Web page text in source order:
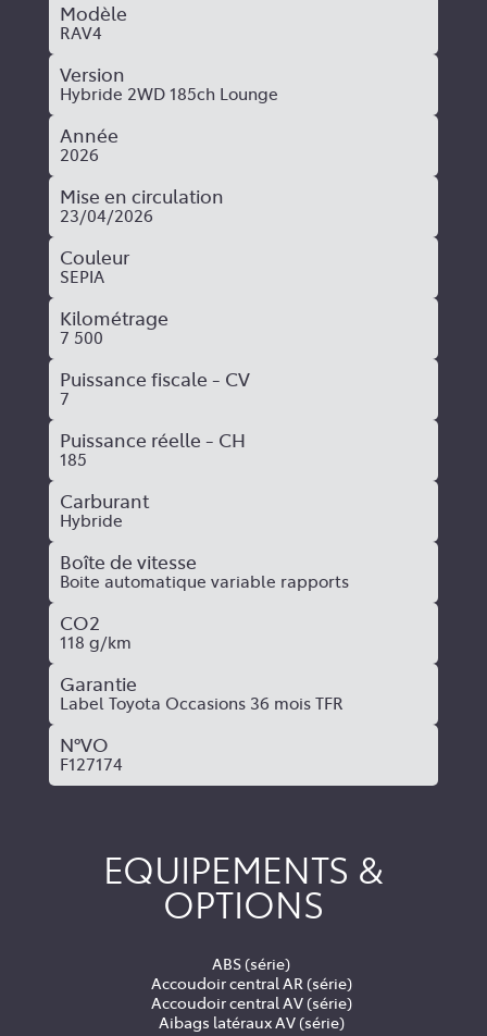
Modèle
RAV4
Version
Hybride 2WD 185ch Lounge
Année
2026
Mise en circulation
23/04/2026
Couleur
SEPIA
Kilométrage
7 500
Puissance fiscale - CV
7
Puissance réelle - CH
185
Carburant
Hybride
Boîte de vitesse
Boite automatique variable rapports
CO2
118 g/km
Garantie
Label Toyota Occasions 36 mois TFR
N°VO
F127174
EQUIPEMENTS &
OPTIONS
ABS (série)
Accoudoir central AR (série)
Accoudoir central AV (série)
Aibags latéraux AV (série)